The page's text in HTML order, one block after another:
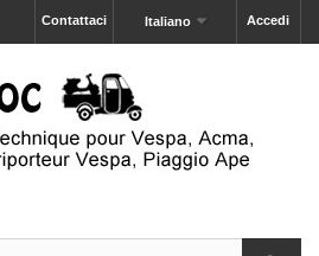
Accedi
Italiano
Contattaci